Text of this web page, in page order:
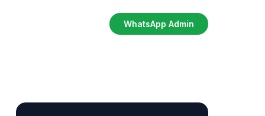
WhatsApp Admin